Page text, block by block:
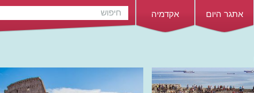
אתגר היום אקדמיה